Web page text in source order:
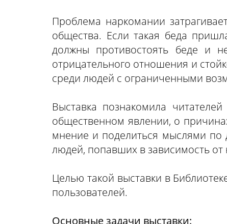
Проблема наркомании
общества. Если такая беда
должны противостоять беде и
отрицательного отношения и
среди людей с ограниченными
Выставка познакомила
общественном явлении, о
мнение и поделиться мыслями по
людей, попавших в зависимость от
Целью такой выставки в
пользователей.
Основные задачи выставки: